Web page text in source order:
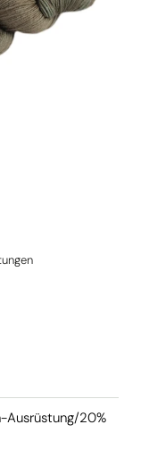
Ausrüstung/20%